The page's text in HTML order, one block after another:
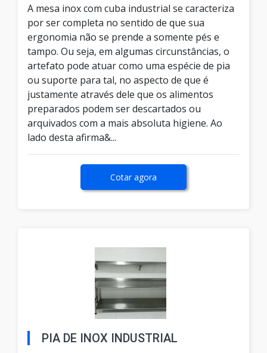
A mesa inox com cuba industrial se caracteriza
por ser completa no sentido de que sua
ergonomia não se prende a somente pés e
tampo. Ou seja, em algumas circunstâncias, o
artefato pode atuar como uma espécie de pia
ou suporte para tal, no aspecto de que é
justamente através dele que os alimentos
preparados podem ser descartados ou
arquivados com a mais absoluta higiene. Ao
lado desta afirma&...
Cotar agora
PIA DE INOX INDUSTRIAL